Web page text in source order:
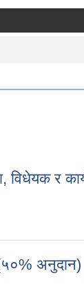
विधेयक र